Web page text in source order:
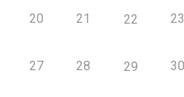
20 21 22 23
27 28 29 30